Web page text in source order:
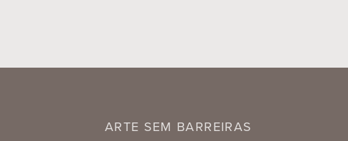
ARTE SEM BARREIRAS